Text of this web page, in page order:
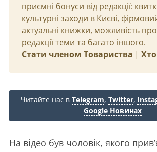
приємні бонуси від редакції:
культурні заходи в Києві,
актуальні книжки, можливість
редакції теми та багато іншого.
Стати членом Товариства |
Читайте нас в Telegram, Twitter,
Google Новинах
На відео був чоловік, якого